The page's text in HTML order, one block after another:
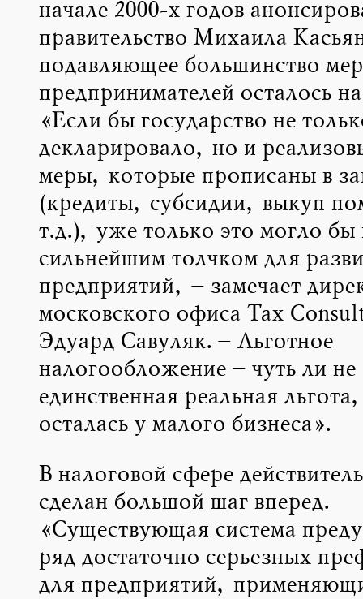
начале 2000-х годов
правительство Михаила
подавляющее большинство
предпринимателей осталось
«Если бы государство не
декларировало, но и
меры, которые прописаны в
(кредиты, субсидии, выкуп
т.д.), уже только это могло бы
сильнейшим толчком для
предприятий, – замечает
московского офиса Tax
Эдуард Савуляк. – Льготное
налогообложение – чуть ли не
единственная реальная
осталась у малого бизнеса».
В налоговой сфере
сделан большой шаг вперед.
«Существующая система
ряд достаточно серьезных
для предприятий,